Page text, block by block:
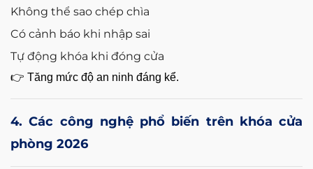
Không thể sao chép chìa
Có cảnh báo khi nhập sai
Tự động khóa khi đóng cửa
👉 Tăng mức độ an ninh đáng kể.
4. Các công nghệ phổ biến trên khóa cửa
phòng 2026